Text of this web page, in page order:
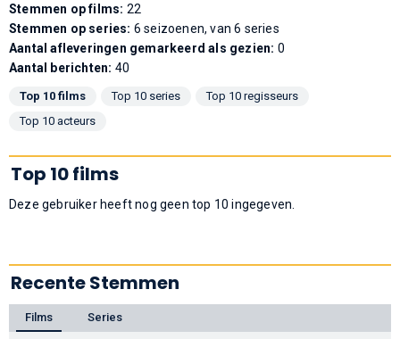
Stemmen op films: 22
Stemmen op series: 6 seizoenen, van 6 series
Aantal afleveringen gemarkeerd als gezien: 0
Aantal berichten: 40
Top 10 films Top 10 series
Top 10 regisseurs
Top 10 acteurs
Top 10 films
Deze gebruiker heeft nog geen top 10 ingegeven.
Recente Stemmen
Films Series